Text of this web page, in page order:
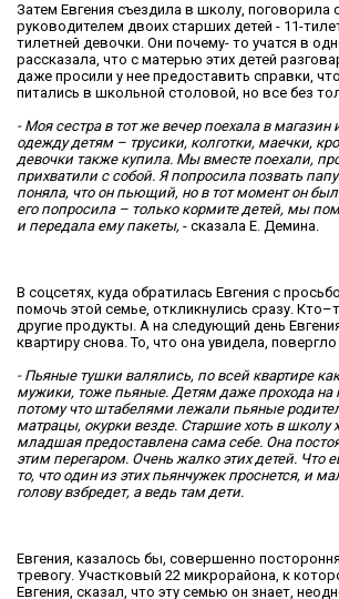
Затем Евгения съездила в школу, поговорила
руководителем двоих старших детей - 11-
тилетней девочки. Они почему- то учатся в
рассказала, что с матерью этих детей
даже просили у нее предоставить справки,
питались в школьной столовой, но все без
- Моя сестра в тот же вечер поехала в
одежду детям – трусики, колготки, маечки,
девочки также купила. Мы вместе поехали,
прихватили с собой. Я попросила позвать
поняла, что он пьющий, но в тот момент он
его попросила – только кормите детей, мы
и передала ему пакеты, - сказала Е. Демина.
В соцсетях, куда обратилась Евгения с
помочь этой семье, откликнулись сразу.
другие продукты. А на следующий день
квартиру снова. То, что она увидела,
- Пьяные тушки валялись, по всей квартире
мужики, тоже пьяные. Детям даже прохода на
потому что штабелями лежали пьяные
матрацы, окурки везде. Старшие хоть в школу
младшая предоставлена сама себе. Она
этим перегаром. Очень жалко этих детей. Что
то, что один из этих пьянчужек проснется, и
голову взбредет, а ведь там дети.
Евгения, казалось бы, совершенно
тревогу. Участковый 22 микрорайона, к
Евгения, сказал, что эту семью он знает,